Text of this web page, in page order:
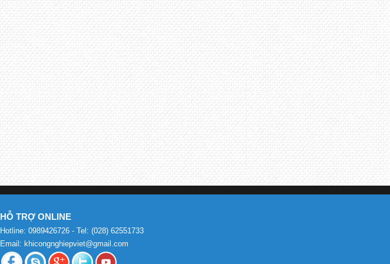
HỖ TRỢ ONLINE
Hotline: 0989426726 - Tel: (028) 62551733
Email: khicongnghiepviet@gmail.com